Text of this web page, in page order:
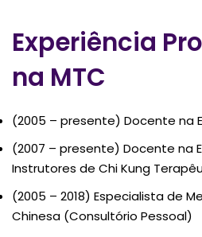
Experiência
na MTC
(2005 – presente) Docente na
(2007 – presente) Docente na
Instrutores de Chi Kung
(2005 – 2018) Especialista de
Chinesa (Consultório Pessoal)